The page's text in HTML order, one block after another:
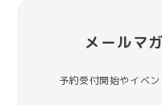
メールマ
予約受付開始やイベ